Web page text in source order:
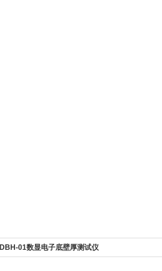
DBH-01数显电子底壁厚测试仪